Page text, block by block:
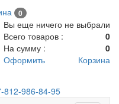
0
Вы еще ничего не выбрали
Всего товаров :
0
На сумму :
0
Оформить
Корзина
812-986-84-95